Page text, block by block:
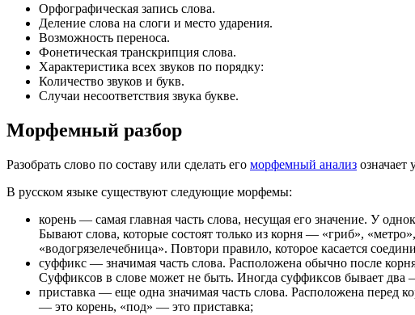
Орфографическая запись слова.
Деление слова на слоги и место ударения.
Возможность переноса.
Фонетическая транскрипция слова.
Характеристика всех звуков по порядку:
Количество звуков и букв.
Случаи несоответствия звука букве.
Морфемный разбор
Разобрать слово по составу или сделать его морфемный анализ означает
В русском языке существуют следующие морфемы:
корень — самая главная часть слова, несущая его значение. У
Бывают слова, которые состоят только из корня — «гриб»,
«водогрязелечебница». Повтори правило, которое касается
суффикс — значимая часть слова. Расположена обычно после
Суффиксов в слове может не быть. Иногда суффиксов бывает два
приставка — еще одна значимая часть слова. Расположена перед
— это корень, «под» — это приставка;